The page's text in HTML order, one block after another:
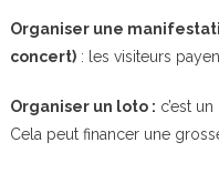
Organiser une
concert): les visiteurs
Organiser un loto : c’est
Cela peut financer une